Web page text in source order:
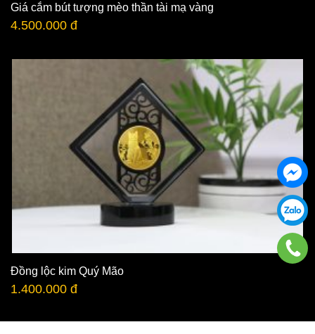
Giá cắm bút tượng mèo thần tài mạ vàng
4.500.000 đ
Đồng lộc kim Quý Mão
1.400.000 đ